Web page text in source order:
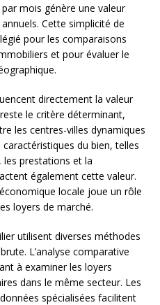
mois génère une valeur
Cette simplicité de
pour les comparaisons
et pour évaluer le
directement la valeur
le critère déterminant,
les centres-villes dynamiques
du bien, telles
les prestations et la
également cette valeur.
locale joue un rôle
loyers de marché.
utilisent diverses méthodes
L’analyse comparative
à examiner les loyers
dans le même secteur. Les
spécialisées facilitent